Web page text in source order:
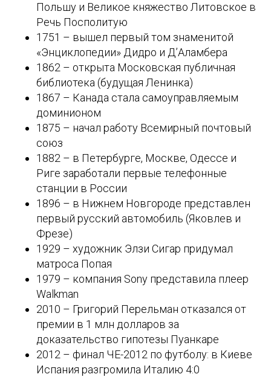
Польшу и Великое княжество Литовское в
Речь Посполитую
1751 – вышел первый том знаменитой
«Энциклопедии» Дидро и Д’Аламбера
1862 – открыта Московская публичная
библиотека (будущая Ленинка)
1867 – Канада стала самоуправляемым
доминионом
1875 – начал работу Всемирный почтовый
союз
1882 – в Петербурге, Москве, Одессе и
Риге заработали первые телефонные
станции в России
1896 – в Нижнем Новгороде представлен
первый русский автомобиль (Яковлев и
Фрезе)
1929 – художник Элзи Сигар придумал
матроса Попая
1979 – компания Sony представила плеер
Walkman
2010 – Григорий Перельман отказался от
премии в 1 млн долларов за
доказательство гипотезы Пуанкаре
2012 – финал ЧЕ-2012 по футболу: в Киеве
Испания разгромила Италию 4:0